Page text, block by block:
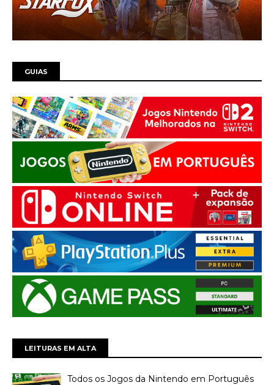
GUIAS
LEITURAS EM ALTA
Todos os Jogos da Nintendo em Português